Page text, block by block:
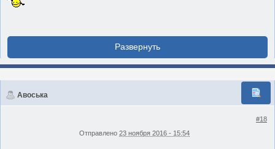
Авоська
#18
Отправлено 23 ноября 2016 - 15:54